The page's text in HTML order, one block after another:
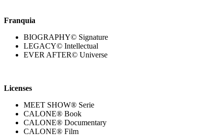
Franquia
BIOGRAPHY© Signature
LEGACY© Intellectual
EVER AFTER© Universe
Licenses
MEET SHOW® Serie
CALONE® Book
CALONE® Documentary
CALONE® Film